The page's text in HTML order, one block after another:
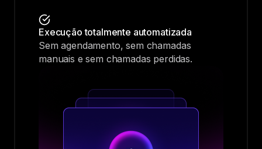
Execução totalmente automatizada
Sem agendamento, sem chamadas
manuais e sem chamadas perdidas.